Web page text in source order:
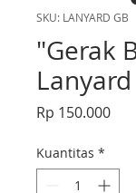
SKU: LANYARD GB
"Gerak
Lanyard
Rp 150.000
Kuantitas *